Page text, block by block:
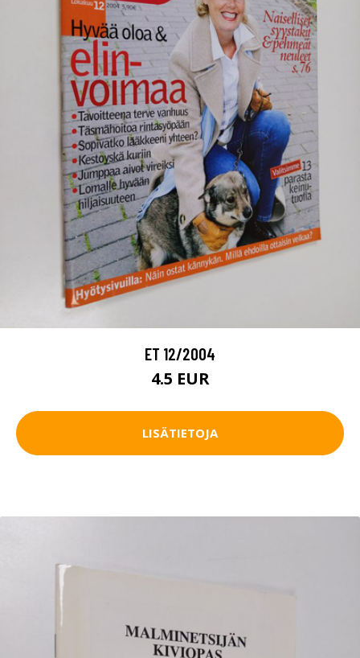
ET 12/2004
4.5 EUR
LISÄTIETOJA